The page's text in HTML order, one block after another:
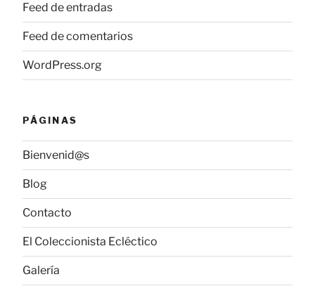
Feed de entradas
Feed de comentarios
WordPress.org
PÁGINAS
Bienvenid@s
Blog
Contacto
El Coleccionista Ecléctico
Galería